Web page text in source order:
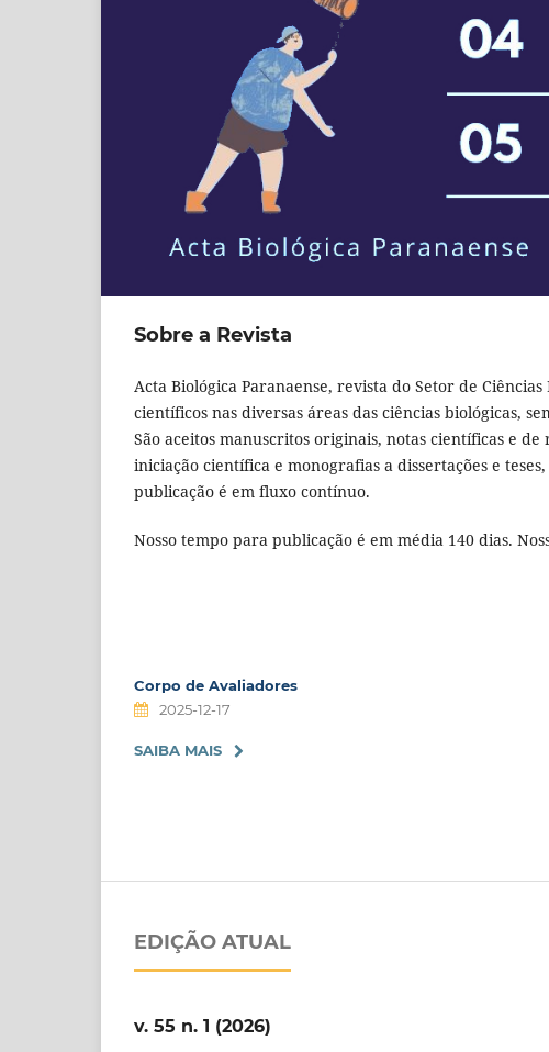
Sobre a Revista
Acta Biológica Paranaense, revista do Setor de
científicos nas diversas áreas das ciências biológicas,
São aceitos manuscritos originais, notas científicas e
iniciação científica e monografias a dissertações e
publicação é em fluxo contínuo.
Nosso tempo para publicação é em média 140 dias.
Corpo de Avaliadores
2025-12-17
SAIBA MAIS
EDIÇÃO ATUAL
v. 55 n. 1 (2026)